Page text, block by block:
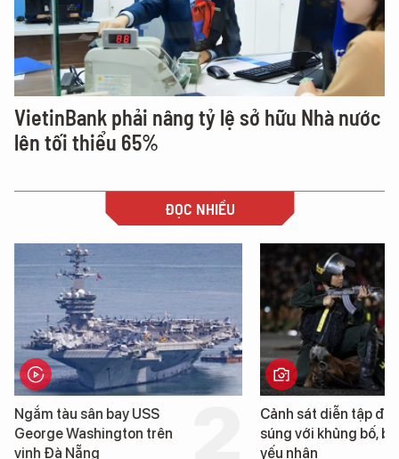
VietinBank phải nâng tỷ lệ sở hữu Nhà nước
lên tối thiểu 65%
ĐỌC NHIỀU
Ngắm tàu sân bay USS
George Washington trên
vịnh Đà Nẵng
Cảnh sát diễn tập
súng với khủng bố,
yếu nhân